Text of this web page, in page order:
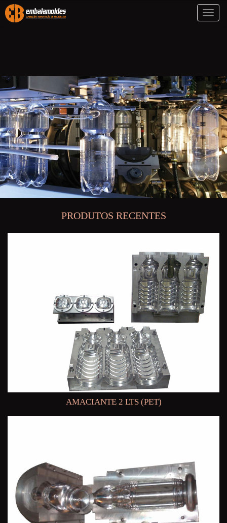
Toggle
PRODUTOS RECENTES
AMACIANTE 2 LTS (PET)